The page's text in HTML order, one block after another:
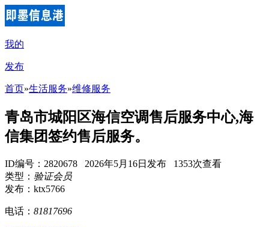
我的
发布
首页»生活服务»维修服务
青岛市城阳区海信空调售后服务中心,海
信集团签约售后服务。
ID编号：2820678 2026年5月16日发布 1353次查看
类型： 验证会员
发布：ktx5766
电话： 81817696